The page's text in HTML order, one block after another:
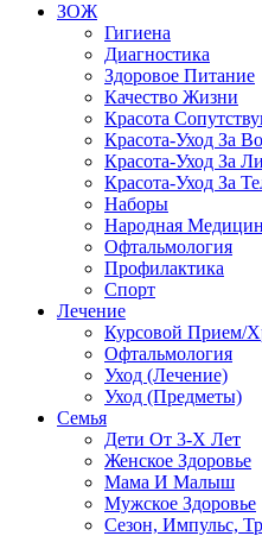
ЗОЖ
Гигиена
Диагностика
Здоровое Питание
Качество Жизни
Красота
Красота-Уход За
Красота-Уход За
Красота-Уход За
Наборы
Народная
Офтальмология
Профилактика
Спорт
Лечение
Курсовой Прием/
Офтальмология
Уход (Лечение)
Уход (Предметы)
Семья
Дети От 3-Х Лет
Женское Здоровье
Мама И Малыш
Мужское Здоровье
Сезон, Импульс,